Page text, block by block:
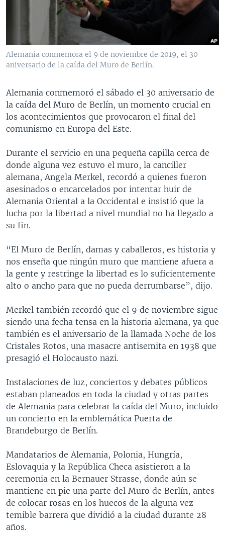
VENEZUELA
NICARAGUA
ECONOMÍA
ENTRETENIMIENTO Y CULTURA
TECNOLOGÍA
DEPORTES
MULTIMEDIA
FOTOGRAFÍA
AUDIOS
EL MUNDO AL DÍA
FORO INTERAMERICANO
LAS CLAVES
PANORAMA
RADIO
AVANCE INFORMATIVO
BUENOS DÍAS AMÉRICA
ESTADOS UNIDOS AL DÍA
EL MUNDO AL DÍA [RADIO]
FORO [RADIO]
DEPORTIVO INTERNACIONAL
NOTA ECONÓMICA
DIRECT
Learning English
Idiomas
Alemania conmemora el 9 de noviembre de 2019, el 30
aniversario de la caída del Muro de Berlín.
Alemania conmemoró el sábado el 30 aniversario de
la caída del Muro de Berlín, un momento crucial en
los acontecimientos que provocaron el final del
comunismo en Europa del Este.
Durante el servicio en una pequeña capilla cerca de
donde alguna vez estuvo el muro, la canciller
alemana, Angela Merkel, recordó a quienes fueron
asesinados o encarcelados por intentar huir de
Alemania Oriental a la Occidental e insistió que la
lucha por la libertad a nivel mundial no ha llegado a
su fin.
“El Muro de Berlín, damas y caballeros, es historia y
nos enseña que ningún muro que mantiene afuera a
la gente y restringe la libertad es lo suficientemente
alto o ancho para que no pueda derrumbarse”, dijo.
Merkel también recordó que el 9 de noviembre sigue
siendo una fecha tensa en la historia alemana, ya que
también es el aniversario de la llamada Noche de los
Cristales Rotos, una masacre antisemita en 1938 que
presagió el Holocausto nazi.
Instalaciones de luz, conciertos y debates públicos
estaban planeados en toda la ciudad y otras partes
de Alemania para celebrar la caída del Muro, incluido
un concierto en la emblemática Puerta de
Brandeburgo de Berlín.
Mandatarios de Alemania, Polonia, Hungría,
Eslovaquia y la República Checa asistieron a la
ceremonia en la Bernauer Strasse, donde aún se
mantiene en pie una parte del Muro de Berlín, antes
de colocar rosas en los huecos de la alguna vez
temible barrera que dividió a la ciudad durante 28
años.